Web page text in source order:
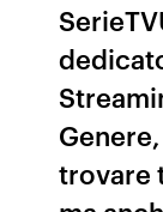
trovare